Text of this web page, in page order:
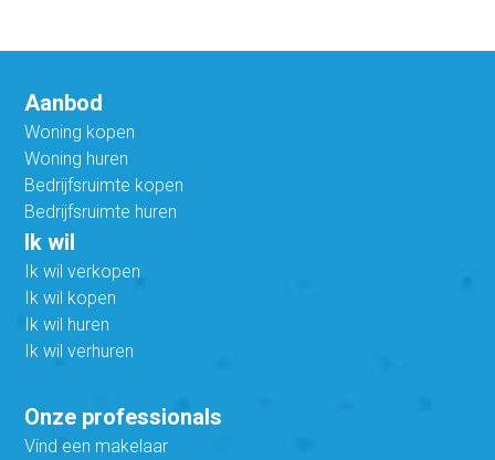
Aanbod
Woning kopen
Woning huren
Bedrijfsruimte kopen
Bedrijfsruimte huren
Ik wil
Ik wil verkopen
Ik wil kopen
Ik wil huren
Ik wil verhuren
Onze professionals
Vind een makelaar